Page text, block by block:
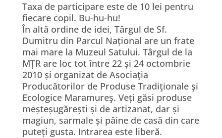
Taxa de participare este de 10 lei pentru
fiecare copil. Bu-hu-hu!
În altă ordine de idei, Târgul de Sf.
Dumitru din Parcul Național are un frate
mai mare la Muzeul Satului. Târgul de la
MȚR are loc tot între 22 și 24 octombrie
2010 și organizat de Asociaţia
Producătorilor de Produse Tradiţionale şi
Ecologice Maramureş. Veți găsi produse
meșteșugărești și de artizanat, dar și
magiun, sarmale și pâine de casă din care
puteți gusta. Intrarea este liberă.